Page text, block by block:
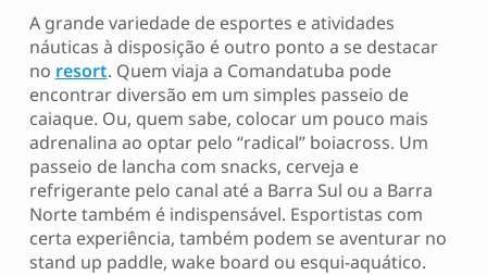
A grande variedade de esportes e atividades
náuticas à disposição é outro ponto a se destacar
no resort. Quem viaja a Comandatuba pode
encontrar diversão em um simples passeio de
caiaque. Ou, quem sabe, colocar um pouco mais
adrenalina ao optar pelo “radical” boiacross. Um
passeio de lancha com snacks, cerveja e
refrigerante pelo canal até a Barra Sul ou a Barra
Norte também é indispensável. Esportistas com
certa experiência, também podem se aventurar no
stand up paddle, wake board ou esqui-aquático.